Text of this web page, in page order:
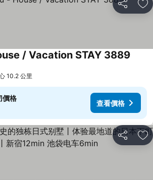
分享 加
/ Vacation STAY 3889
10.2 公里
價格
查看價格
分享 加